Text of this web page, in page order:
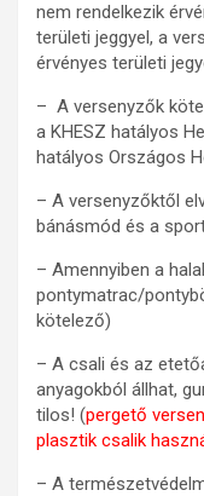
nem rendelkezik
területi jeggyel, a
érvényes területi
– A versenyzők
a KHESZ hatályos
hatályos Országos
– A versenyzőktől
bánásmód és a
– Amennyiben a
pontymatrac/
kötelező)
– A csali és az
anyagokból állhat,
tilos! (pergető
plasztik csalik
– A